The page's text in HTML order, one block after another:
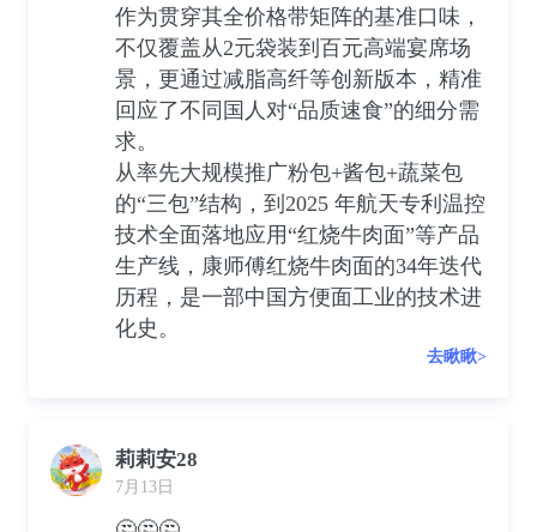
作为贯穿其全价格带矩阵的基准口味，
不仅覆盖从2元袋装到百元高端宴席场
景，更通过减脂高纤等创新版本，精准
回应了不同国人对“品质速食”的细分需
求。
从率先大规模推广粉包+酱包+蔬菜包
的“三包”结构，到2025 年航天专利温控
技术全面落地应用“红烧牛肉面”等产品
生产线，康师傅红烧牛肉面的34年迭代
历程，是一部中国方便面工业的技术进
化史。
去瞅瞅>
莉莉安28
7月13日